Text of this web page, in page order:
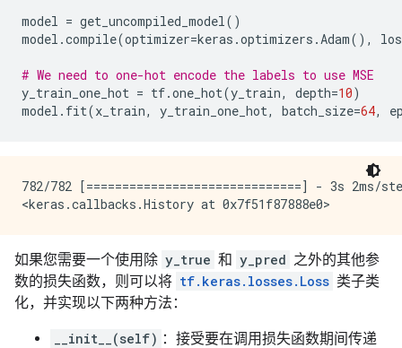
model = get_uncompiled_model()
model .compile(optimizer=keras .optimizers .Adam(),
# We need to one-hot encode the labels to use MSE
y_train_one_hot = tf.one_hot(y_train, depth=10)
model . fit(x_train, y_train_one_hot, batch_size=64,
782/782 [==============================] - 3s
如果您需要一个使用除 y_true 和 y_pred 之外的其他参
数的损失函数，则可以将 tf.keras.losses.Loss 类子类
化，并实现以下两种方法：
__init__(self) ：接受要在调用损失函数期间传递